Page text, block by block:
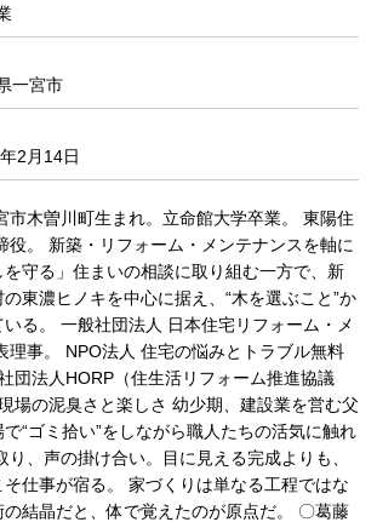
一宮市
2月14日
市木曽川町生まれ。立命館大学卒業。 東陽住
役。 新築・リフォーム・メンテナンスを軸に
を守る」住まいの相談に取り組む一方で、新
東濃ヒノキを中心に据え、“木を選ぶこと”か
る。 一般社団法人 日本住宅リフォーム・メ
理事。 NPO法人 住宅の悩みとトラブル無料
団法人HORP（住生活リフォーム推進協議
場の泥臭さと楽しさ 幼少期、建設業を営む父
“ゴミ拾い”をしながら職人たちの活気に触れ
り、声の掛け合い。目に見える完成よりも、
そ仕事が宿る。 家づくりは単なる工程ではな
の結晶だと、体で覚えたのが原点だ。 〇葛藤